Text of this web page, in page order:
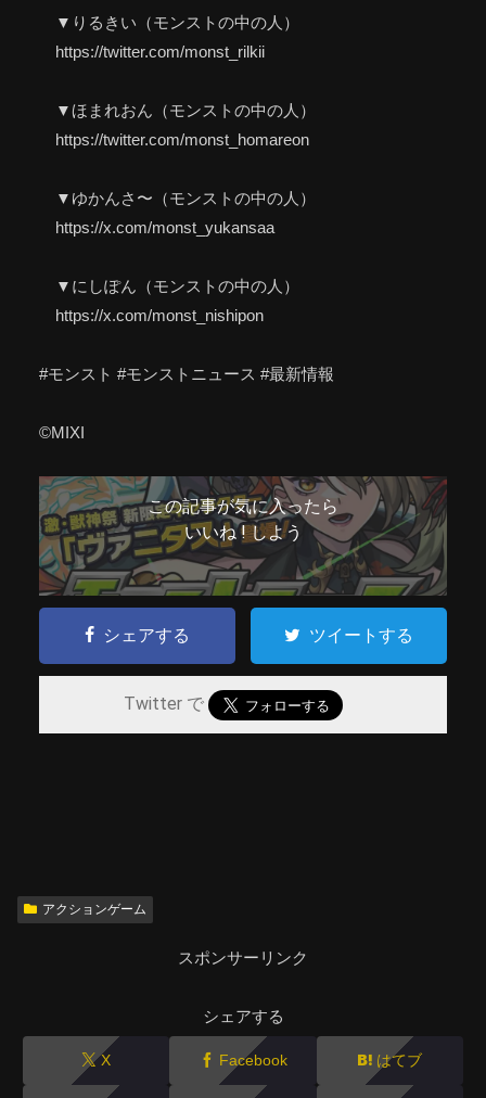
▼りるきい（モンストの中の人）
https://twitter.com/monst_rilkii
▼ほまれおん（モンストの中の人）
https://twitter.com/monst_homareon
▼ゆかんさ〜（モンストの中の人）
https://x.com/monst_yukansaa
▼にしぽん（モンストの中の人）
https://x.com/monst_nishipon
#モンスト #モンストニュース #最新情報
©MIXI
この記事が気に入ったら
いいね ! しよう
シェアする ツイートする
Twitter で
アクションゲーム
スポンサーリンク
シェアする
X Facebook はてブ